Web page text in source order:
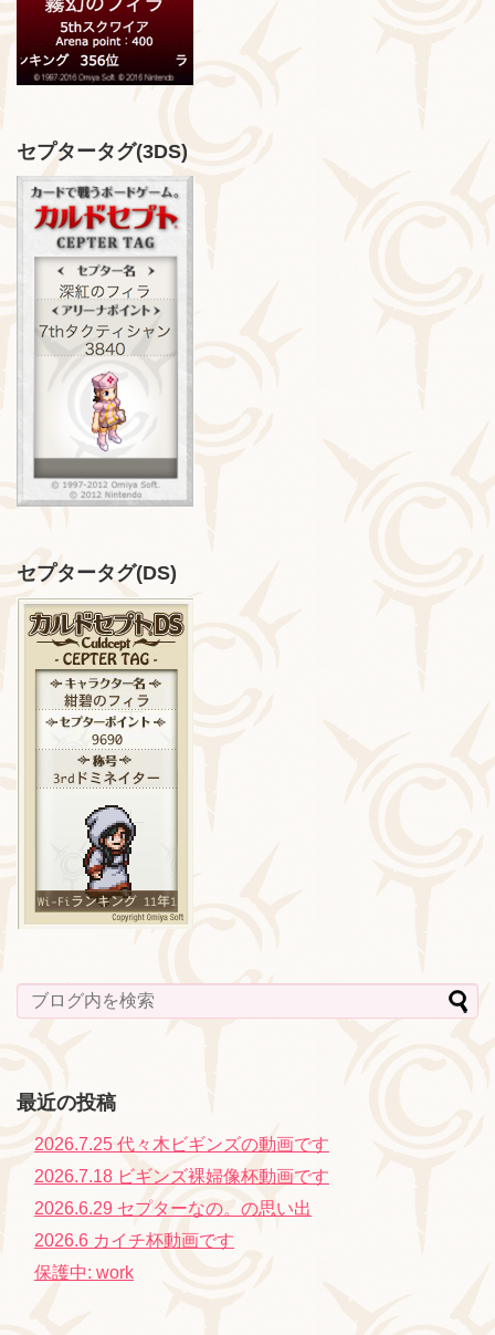
セプタータグ(3DS)
セプタータグ(DS)
最近の投稿
2026.7.25 代々木ビギンズの動画です
2026.7.18 ビギンズ裸婦像杯動画です
2026.6.29 セプターなの。の思い出
2026.6 カイチ杯動画です
保護中: work